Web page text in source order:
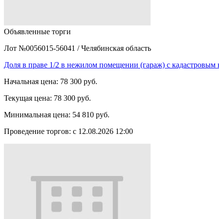
Объявленные торги
Лот №0056015-56041 / Челябинская область
Доля в праве 1/2 в нежилом помещении (гараж) с
Начальная цена: 78 300 руб.
Текущая цена: 78 300 руб.
Минимальная цена: 54 810 руб.
Проведение торгов: с 12.08.2026 12:00